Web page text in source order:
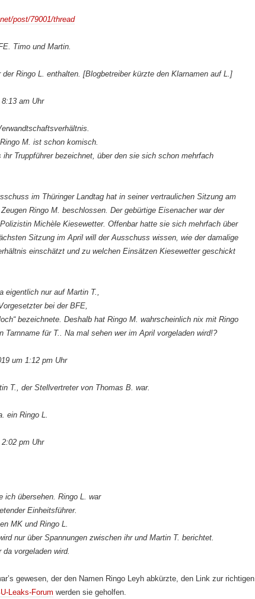
post/79001/thread
Timo und Martin.
Ringo L. enthalten. [Blogbetreiber kürzte den Klarnamen auf L.]
am Uhr
M. ist schon komisch.
Truppführer bezeichnet, über den sie sich schon mehrfach
im Thüringer Landtag hat in seiner vertraulichen Sitzung am
Ringo M. beschlossen. Der gebürtige Eisenacher war der
Michèle Kiesewetter. Offenbar hatte sie sich mehrfach über
Sitzung im April will der Ausschuss wissen, wie der damalige
einschätzt und zu welchen Einsätzen Kiesewetter geschickt
eigentlich nur auf Martin T.,
bei der BFE,
bezeichnete. Deshalb hat Ringo M. wahrscheinlich nix mit Ringo
Tarnname für T.. Na mal sehen wer im April vorgeladen wird!?
um 1:12 pm Uhr
T., der Stellvertreter von Thomas B. war.
ein Ringo L.
pm Uhr
ich übersehen. Ringo L. war
Einheitsführer.
MK und Ringo L.
nur über Spannungen zwischen ihr und Martin T. berichtet.
vorgeladen wird.
gewesen, der den Namen Ringo Leyh abkürzte, den Link zur richtigen
Leaks-Forum werden sie geholfen.